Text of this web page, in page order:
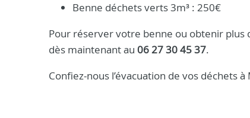
Benne déchets verts 3m³ : 250€
Pour réserver votre benne ou obtenir plus
dès maintenant au 06 27 30 45 37.
Confiez-nous l’évacuation de vos déchets